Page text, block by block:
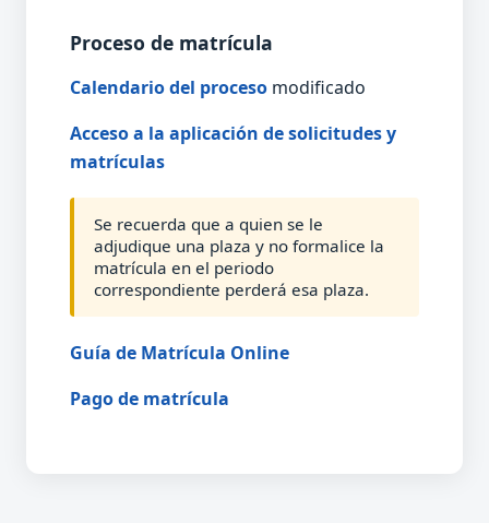
Proceso de matrícula
Calendario del proceso modificado
Acceso a la aplicación de solicitudes y
matrículas
Se recuerda que a quien se le
adjudique una plaza y no formalice la
matrícula en el periodo
correspondiente perderá esa plaza.
Guía de Matrícula Online
Pago de matrícula